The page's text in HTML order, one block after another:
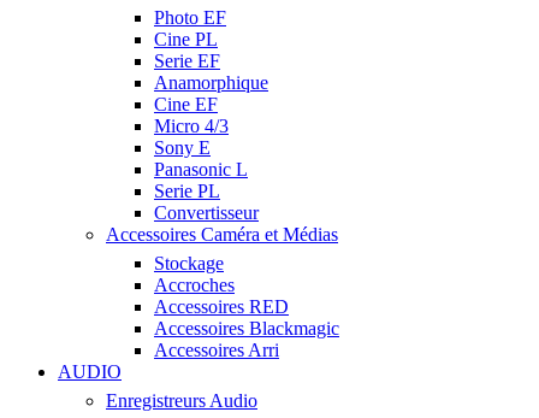
Photo EF
Cine PL
Serie EF
Anamorphique
Cine EF
Micro 4/3
Sony E
Panasonic L
Serie PL
Convertisseur
Accessoires Caméra et Médias
Stockage
Accroches
Accessoires RED
Accessoires Blackmagic
Accessoires Arri
AUDIO
Enregistreurs Audio